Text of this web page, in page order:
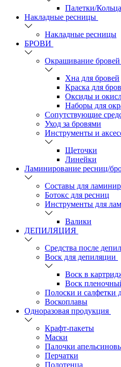
Палетки/
Накладные ресницы
Накладные ресницы
БРОВИ
Окрашивание бровей
Хна для бровей
Краска для
Оксиды и
Наборы для
Сопутствующие
Уход за бровями
Инструменты и
Щеточки
Линейки
Ламинирование ресниц/
Составы для
Ботокс для ресниц
Инструменты для
Валики
ДЕПИЛЯЦИЯ
Средства после
Воск для депиляции
Воск в
Воск
Полоски и салфетки
Воскоплавы
Одноразовая продукция
Крафт-пакеты
Маски
Палочки
Перчатки
Полотенца